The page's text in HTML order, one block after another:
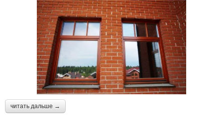
читать дальше →